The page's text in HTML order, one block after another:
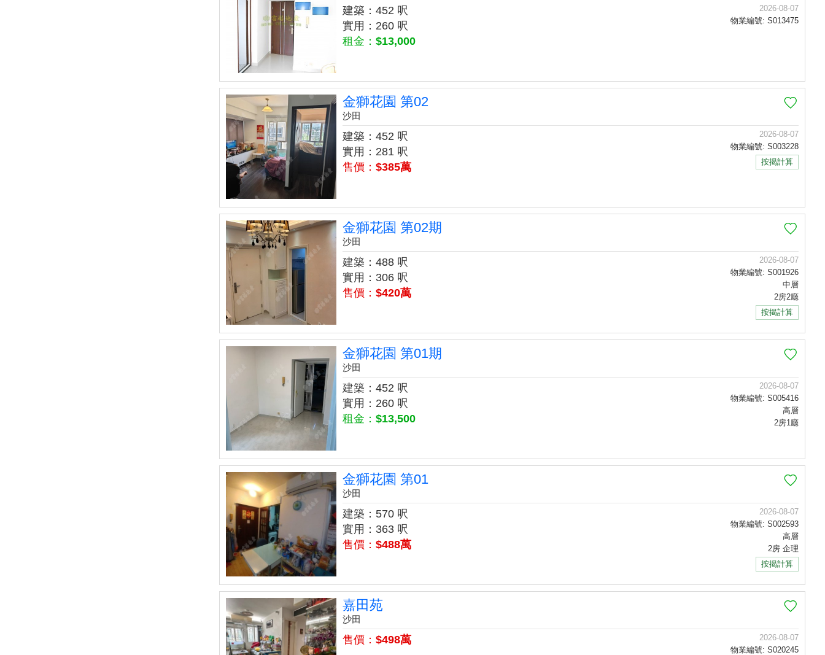
2026-08-07
物業編號: S013475
建築：452 呎
實用：260 呎
租金： $13,000
金獅花園 第02
沙田
2026-08-07
物業編號: S003228
按揭計算
建築：452 呎
實用：281 呎
售價： $385萬
金獅花園 第02期
沙田
2026-08-07
物業編號: S001926
中層
2房2廳
按揭計算
建築：488 呎
實用：306 呎
售價： $420萬
金獅花園 第01期
沙田
2026-08-07
物業編號: S005416
高層
2房1廳
建築：452 呎
實用：260 呎
租金： $13,500
金獅花園 第01
沙田
2026-08-07
物業編號: S002593
高層
2房 企理
按揭計算
建築：570 呎
實用：363 呎
售價： $488萬
嘉田苑
沙田
2026-08-07
物業編號: S020245
售價： $498萬